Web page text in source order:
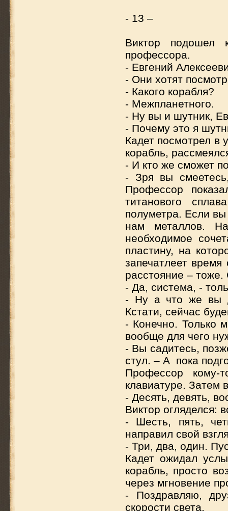
- 13 –
Виктор подошел
профессора.
- Евгений
- Они хотят
- Какого корабля?
- Межпланетного.
- Ну вы и шутник,
- Почему это я
Кадет посмотрел в
корабль,
- И кто же сможет
- Зря вы
Профессор
титанового
полуметра. Если
нам металлов.
необходимое
пластину, на
запечатлеет
расстояние – тоже.
- Да, система, -
- Ну а что же вы
Кстати, сейчас
- Конечно. Только
вообще для чего
- Вы садитесь,
стул. – А пока
Профессор кому-
клавиатуре. Затем
- Десять, девять,
Виктор огляделся:
- Шесть, пять,
направил свой
- Три, два, один.
Кадет ожидал
корабль, просто
через мгновение
- Поздравляю,
скорости света.